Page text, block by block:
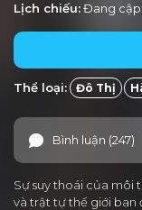
Lịch chiếu:Đang cập
Thể loại: Đô Thị
Bình luận (247)
Sự suy thoái của môi
và trật tự thế giới ban